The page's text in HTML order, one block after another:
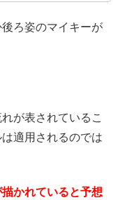
ろ姿のマイキーが
が表されているこ
適用されるのでは
かれていると予想